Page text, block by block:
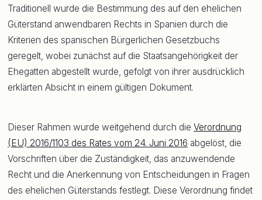
Traditionell wurde die Bestimmung des auf den ehelichen
Güterstand anwendbaren Rechts in Spanien durch die
Kriterien des spanischen Bürgerlichen Gesetzbuchs
geregelt, wobei zunächst auf die Staatsangehörigkeit der
Ehegatten abgestellt wurde, gefolgt von ihrer ausdrücklich
erklärten Absicht in einem gültigen Dokument.
Dieser Rahmen wurde weitgehend durch die Verordnung
(EU) 2016/1103 des Rates vom 24. Juni 2016 abgelöst, die
Vorschriften über die Zuständigkeit, das anzuwendende
Recht und die Anerkennung von Entscheidungen in Fragen
des ehelichen Güterstands festlegt. Diese Verordnung findet